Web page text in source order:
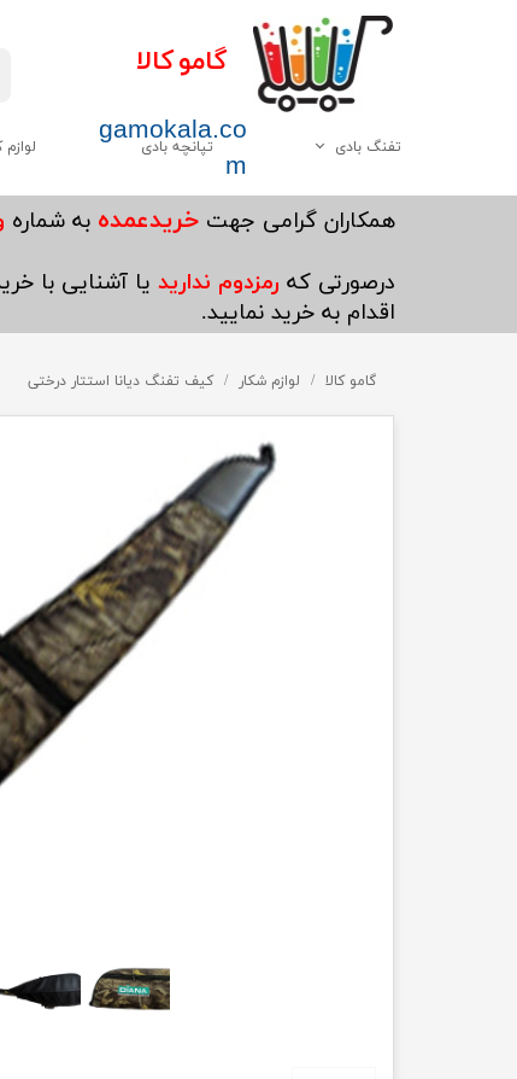
گامو کالا
gamokala.co
m
تفنگ بادی
همه موارد این دسته
وایرخ
تپانچه بادی
چاقو تبر
کوله پشتی
کفش کوهنوردی
چادر
عصا کوهنوردی
​همکاران گرامی جهتخریدعمده به شماره
درصورتی که رمزدوم ندارید یا آشنایی با
اقدام به خرید نمایید.
گامو کالا لوازم شکار کیف تفنگ دیانا استتار درختی